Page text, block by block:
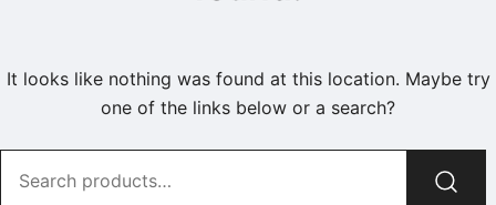
It looks like nothing was found at this location. Maybe try
one of the links below or a search?
for: